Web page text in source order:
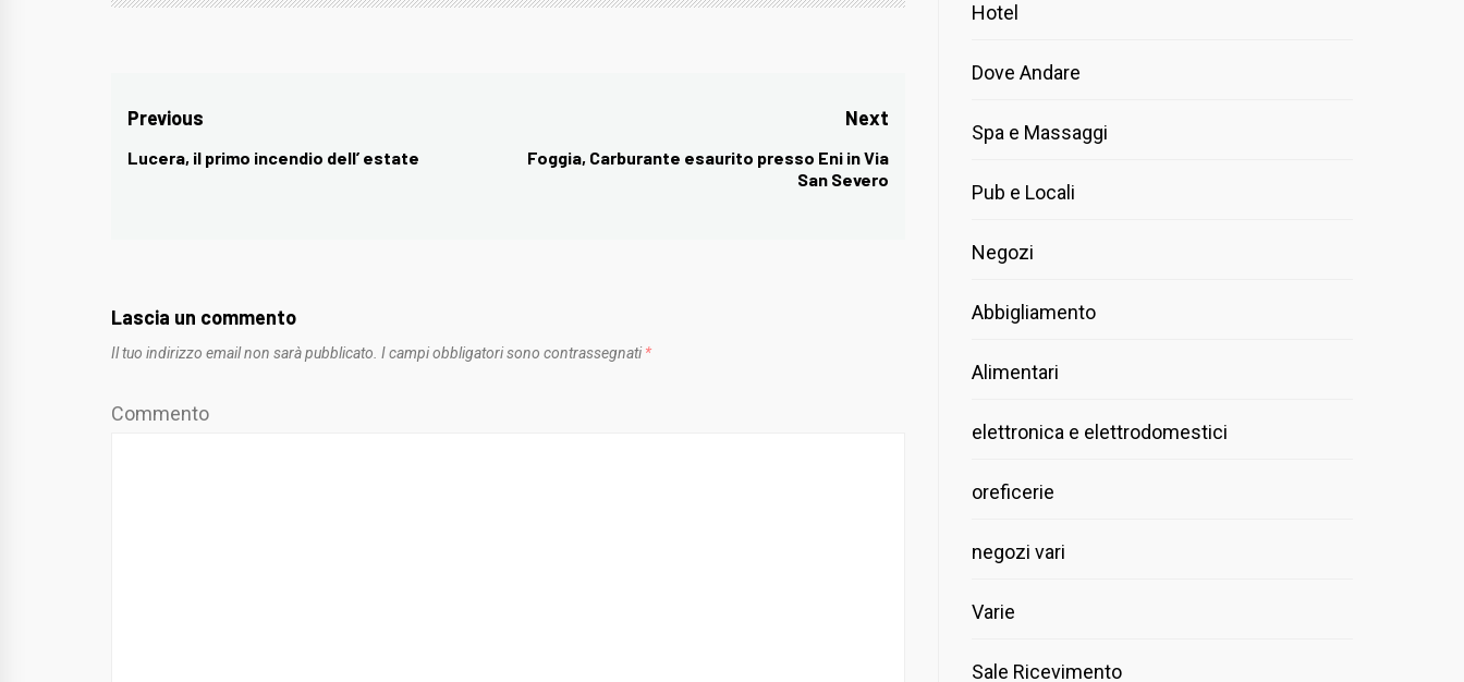
Navigazione
articoli
Previous
Previous
Lucera, il primo incendio dell’ estate
Next
Next
Foggia, Carburante esaurito presso Eni in Via
San Severo
Lascia un commento
Il tuo indirizzo email non sarà pubblicato. I campi obbligatori sono contrassegnati *
Commento
Hotel
Dove Andare
Spa e Massaggi
Pub e Locali
Negozi
Abbigliamento
Alimentari
elettronica e elettrodomestici
oreficerie
negozi vari
Varie
Sale Ricevimento